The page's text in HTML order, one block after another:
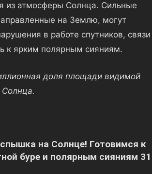
из атмосферы Солнца. Сильные
на Землю, могут
в работе спутников, связи
к ярким полярным сияниям.
доля площади видимой
на Солнце! Готовимся к
буре и полярным сияниям 31